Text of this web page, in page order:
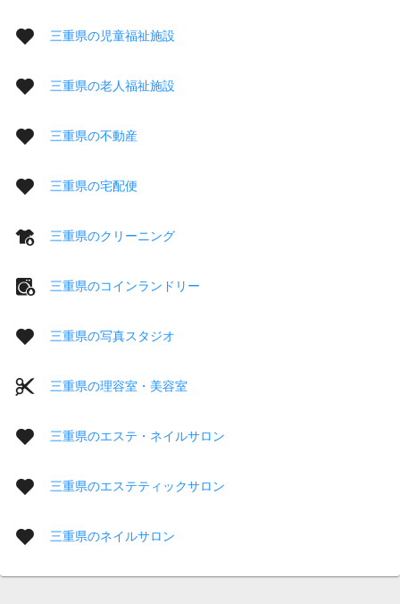
三重県の児童福祉施設
三重県の老人福祉施設
三重県の不動産
三重県の宅配便
三重県のクリーニング
三重県のコインランドリー
三重県の写真スタジオ
三重県の理容室・美容室
三重県のエステ・ネイルサロン
三重県のエステティックサロン
三重県のネイルサロン